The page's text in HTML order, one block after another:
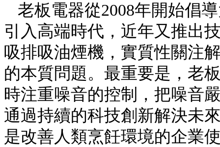
老板電器從2008年開始倡
引入高端時代，近年又推出
吸排吸油煙機，實質性關注
的本質問題。最重要是，老
時注重噪音的控制，把噪音
通過持續的科技創新解決未
是改善人類烹飪環境的企業